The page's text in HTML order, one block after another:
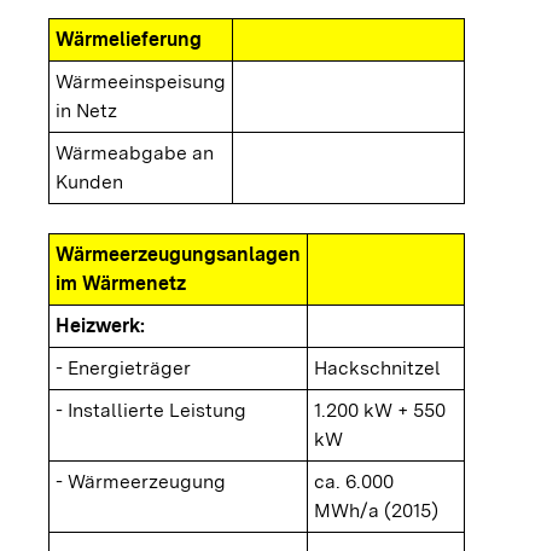
Wärmelieferung
Wärmeeinspeisung
in Netz
Wärmeabgabe an
Kunden
Wärmeerzeugungsanlagen
im Wärmenetz
Heizwerk:
- Energieträger
Hackschnitzel
- Installierte Leistung
1.200 kW + 550
kW
- Wärmeerzeugung
ca. 6.000
MWh/a (2015)